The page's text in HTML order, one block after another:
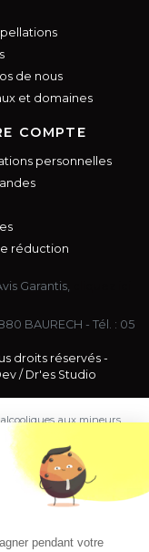
de nous
et domaines
COMPTE
personnelles
réduction
Garantis,
BAURECH - Tél. : 05
droits réservés -
/ Dr'es Studio
aux mineurs
ligne.
L. 3342-1 et L. 3353-3
la santé. Sachez
pendant votre